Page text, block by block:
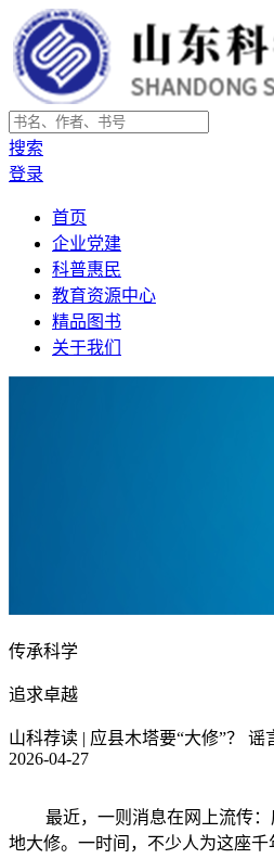
搜索
登录
首页
企业党建
科普惠民
教育资源中心
精品图书
关于我们
传承科学
追求卓越
山科荐读 | 应县木塔要“大修”？
2026-04-27
最近，一则消息在网上流传
地大修。一时间，不少人为这座